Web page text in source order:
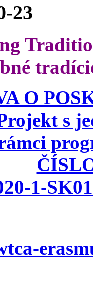
23
O
s
1-